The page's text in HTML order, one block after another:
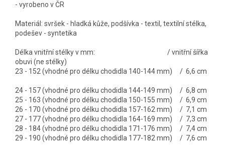
- vyrobeno v ČR
Materiál: svršek - hladká kůže, podšívka - textil, textilní stélka,
podešev - syntetika
Délka vnitřní stélky v mm: / vnitřní šířka
obuvi (ne stélky)
23 - 152 (vhodné pro délku chodidla 140-144 mm) / 6,6 cm
24 - 157 (vhodné pro délku chodidla 144-149 mm) / 6,8 cm
25 - 163 (vhodné pro délku chodidla 150-155 mm) / 6,9 cm
26 - 170 (vhodné pro délku chodidla 157-162 mm) / 7,1 cm
27 - 177 (vhodné pro délku chodidla 164-169 mm) / 7,3 cm
28 - 184 (vhodné pro délku chodidla 171-176 mm) / 7,4 cm
29 - 190 (vhodné pro délku chodidla 177-182 mm) / 7,6 cm